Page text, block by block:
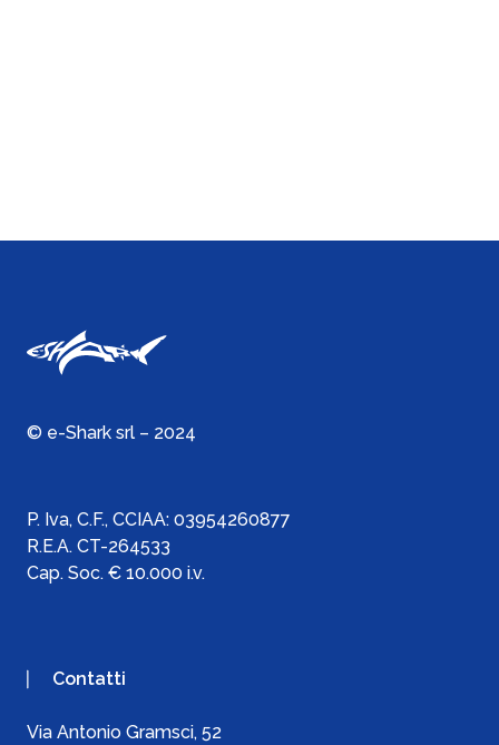
© e-Shark srl – 2024
P. Iva, C.F., CCIAA: 03954260877
R.E.A. CT-264533
Cap. Soc. € 10.000 i.v.
Contatti
Via Antonio Gramsci, 52